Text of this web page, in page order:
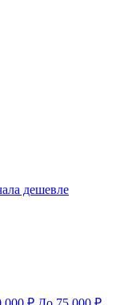
дешевле